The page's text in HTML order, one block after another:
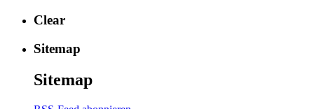
Clear
Sitemap
Sitemap